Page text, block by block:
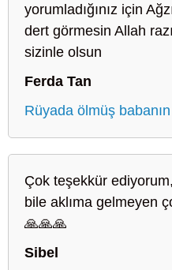
yorumladığınız için
dert görmesin Allah
sizinle olsun
Ferda Tan
Rüyada ölmüş babanın
Çok teşekkür
bile aklıma gelmeyen
🙏🙏🙏
Sibel